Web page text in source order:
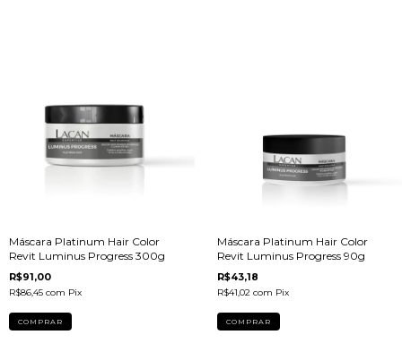
Máscara Platinum Hair Color
Revit Luminus Progress 300g
R$91,00
R$86,45 com Pix
Máscara Platinum Hair Color
Revit Luminus Progress 90g
R$43,18
R$41,02 com Pix